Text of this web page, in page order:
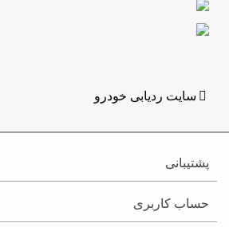
سایت ردیابی خودرو
پشتیبانی
حساب کاربری